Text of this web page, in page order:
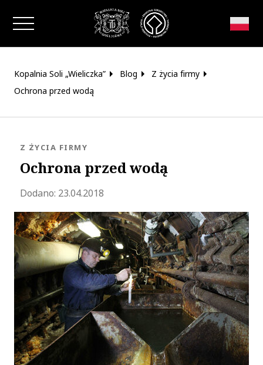
Zamknij okno
Kopalnia Soli „Wieliczka” Blog
Z życia firmy
Ochrona przed wodą
Ochrona przed wodą
KATEGORIA:
Z ŻYCIA FIRMY
Dodano: 23.04.2018Zaktualizowano 2020-05-19 15:33:16